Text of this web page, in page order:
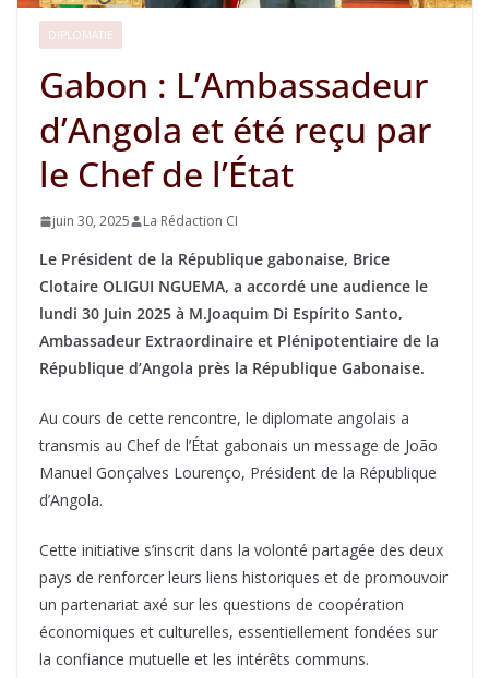
DIPLOMATIE
Gabon : L’Ambassadeur
d’Angola et été reçu par
le Chef de l’État
juin 30, 2025 La Rédaction CI
Le Président de la République gabonaise, Brice
Clotaire OLIGUI NGUEMA, a accordé une audience le
lundi 30 Juin 2025 à M.Joaquim Di Espírito Santo,
Ambassadeur Extraordinaire et Plénipotentiaire de la
République d’Angola près la République Gabonaise.
Au cours de cette rencontre, le diplomate angolais a
transmis au Chef de l’État gabonais un message de João
Manuel Gonçalves Lourenço, Président de la République
d’Angola.
Cette initiative s’inscrit dans la volonté partagée des deux
pays de renforcer leurs liens historiques et de promouvoir
un partenariat axé sur les questions de coopération
économiques et culturelles, essentiellement fondées sur
la confiance mutuelle et les intérêts communs.